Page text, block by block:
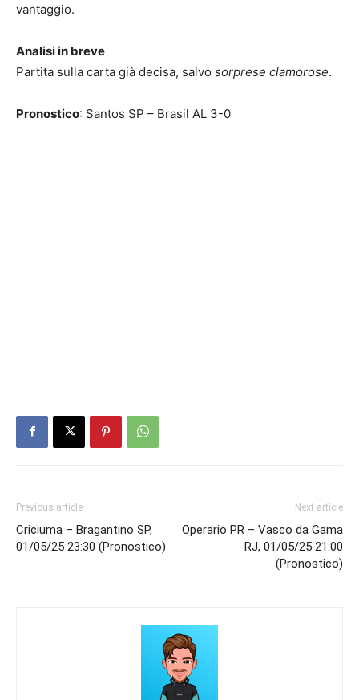
vantaggio.
Analisi in breve
Partita sulla carta già decisa, salvo sorprese clamorose.
Pronostico: Santos SP – Brasil AL 3-0
Previous article
Criciuma – Bragantino SP,
01/05/25 23:30 (Pronostico)
Next article
Operario PR – Vasco da Gama
RJ, 01/05/25 21:00
(Pronostico)